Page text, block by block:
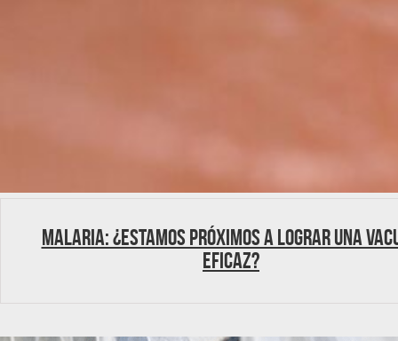
Malaria: ¿Estamos próximos a lograr una
eficaz?